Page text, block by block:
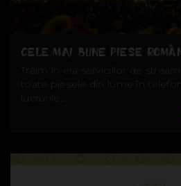
CELE MAI BUNE PIESE
Trăim în era serviciilor de
toate piesele din lume în